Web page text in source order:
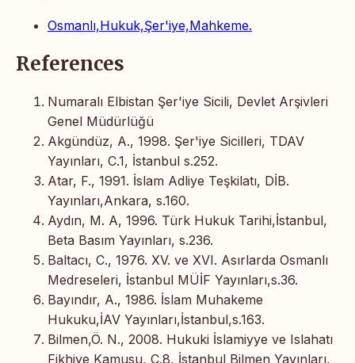
Osmanlı,Hukuk,Şer'iye,Mahkeme.
References
Numaralı Elbistan Şer'iye Sicili, Devlet Arşivleri
Genel Müdürlüğü
Akgündüz, A., 1998. Şer'iye Sicilleri, TDAV
Yayınları, C.1, İstanbul s.252.
Atar, F., 1991. İslam Adliye Teşkilatı, DİB.
Yayınları,Ankara, s.160.
Aydın, M. A, 1996. Türk Hukuk Tarihi,İstanbul,
Beta Basım Yayınları, s.236.
Baltacı, C., 1976. XV. ve XVI. Asırlarda Osmanlı
Medreseleri, İstanbul MÜİF Yayınları,s.36.
Bayındır, A., 1986. İslam Muhakeme
Hukuku,İAV Yayınları,İstanbul,s.163.
Bilmen,Ö. N., 2008. Hukuki İslamiyye ve Islahatı
Fikhiye Kamusu, C.8, İstanbul Bilmen Yayınları,